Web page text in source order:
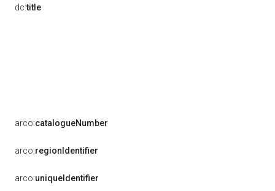
dc:title
arco:catalogueNumber
arco:regionIdentifier
arco:uniqueIdentifier